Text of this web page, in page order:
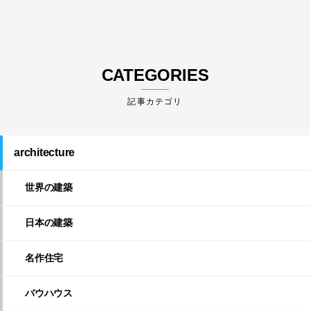
CATEGORIES
architecture
世界の建築
日本の建築
名作住宅
バウハウス